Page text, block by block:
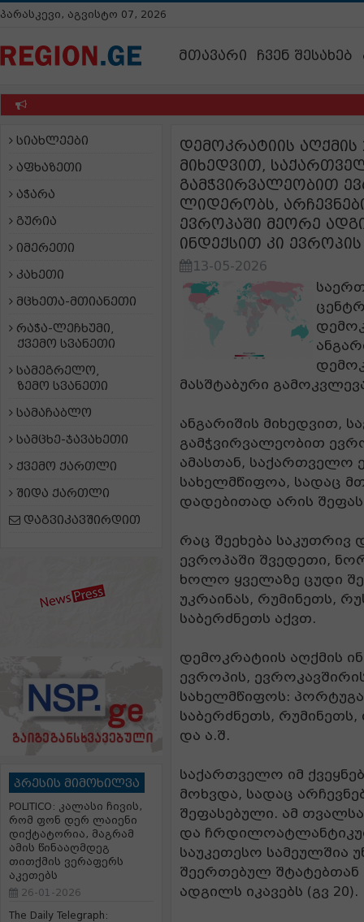
პარასკევი, აგვისტო 07, 2026
მთავარი ჩვენ შესახებ
სიახლეები
აფხაზეთი
აჭარა
გურია
იმერეთი
კახეთი
მცხეთა-მთიანეთი
რაჭა-ლეჩხუმი,
ქვემო სვანეთი
სამეგრელო,
ზემო სვანეთი
სამაჩაბლო
სამცხე-ჯავახეთი
ქვემო ქართლი
შიდა ქართლი
დაგვიკავშირდით
პრესის მიმოხილვა
POLITICO: კალასი ჩივის,
რომ ფონ დერ ლაიენი
დიქტატორია, მაგრამ
ამის წინააღმდეგ
თითქმის ვერაფერს
აკეთებს
26-01-2026
The Daily Telegraph:
დემოკრატიის აღქმის
მიხედვით,
გამჭვირვალეობით
ლიდერობს,
ევროპაში მეორე
ინდექსით კი
13-05-2026
მასშტაბური
ანგარიშის მიხედვით,
გამჭვირვალეობით
ამასთან,
სახელმწიფოა, სადაც
დადებითად არის
რაც შეეხება საკუთრივ
ევროპაში შვედეთი,
ხოლო ყველაზე ცუდი
უკრაინას, რუმინეთს,
საბერძნეთს აქვთ.
დემოკრატიის აღქმის
ევროპის,
სახელმწიფოს:
საბერძნეთს,
და ა.შ.
საქართველო იმ
მოხვდა, სადაც
შეფასებული. ამ
და
საუკეთესო სამეულშია
შეერთებულ
ადგილს იკავებს (გვ 20).